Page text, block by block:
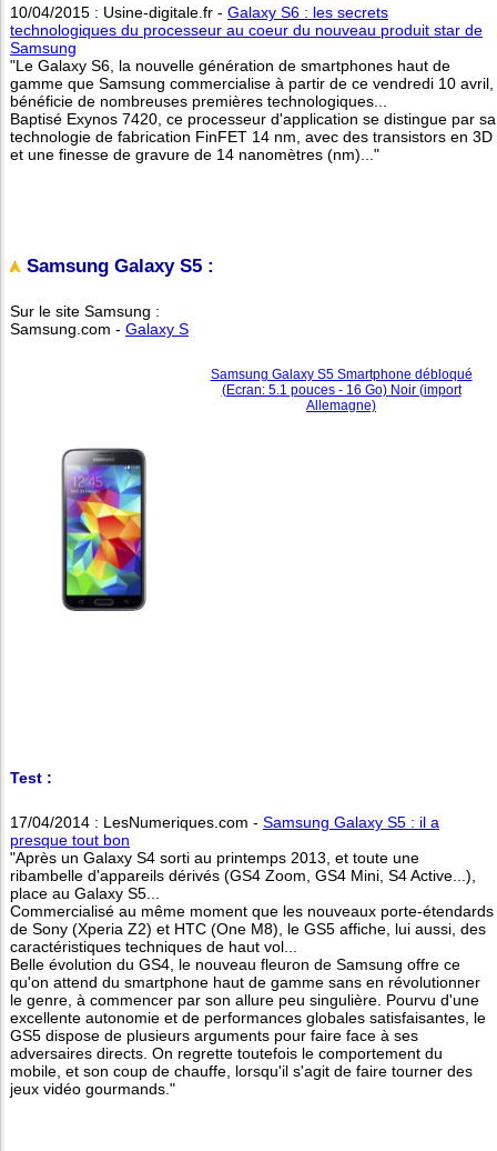
10/04/2015 : Usine-digitale.fr - Galaxy S6 : les secrets
technologiques du processeur au coeur du nouveau produit star de
Samsung
"Le Galaxy S6, la nouvelle génération de smartphones haut de
gamme que Samsung commercialise à partir de ce vendredi 10 avril,
bénéficie de nombreuses premières technologiques...
Baptisé Exynos 7420, ce processeur d'application se distingue par sa
technologie de fabrication FinFET 14 nm, avec des transistors en 3D
et une finesse de gravure de 14 nanomètres (nm)..."
Samsung Galaxy S5 :
Sur le site Samsung :
Samsung.com - Galaxy S
Samsung Galaxy S5 Smartphone débloqué
(Ecran: 5.1 pouces - 16 Go) Noir (import
Allemagne)
Test :
17/04/2014 : LesNumeriques.com - Samsung Galaxy S5 : il a
presque tout bon
"Après un Galaxy S4 sorti au printemps 2013, et toute une
ribambelle d'appareils dérivés (GS4 Zoom, GS4 Mini, S4 Active...),
place au Galaxy S5...
Commercialisé au même moment que les nouveaux porte-étendards
de Sony (Xperia Z2) et HTC (One M8), le GS5 affiche, lui aussi, des
caractéristiques techniques de haut vol...
Belle évolution du GS4, le nouveau fleuron de Samsung offre ce
qu'on attend du smartphone haut de gamme sans en révolutionner
le genre, à commencer par son allure peu singulière. Pourvu d'une
excellente autonomie et de performances globales satisfaisantes, le
GS5 dispose de plusieurs arguments pour faire face à ses
adversaires directs. On regrette toutefois le comportement du
mobile, et son coup de chauffe, lorsqu'il s'agit de faire tourner des
jeux vidéo gourmands."